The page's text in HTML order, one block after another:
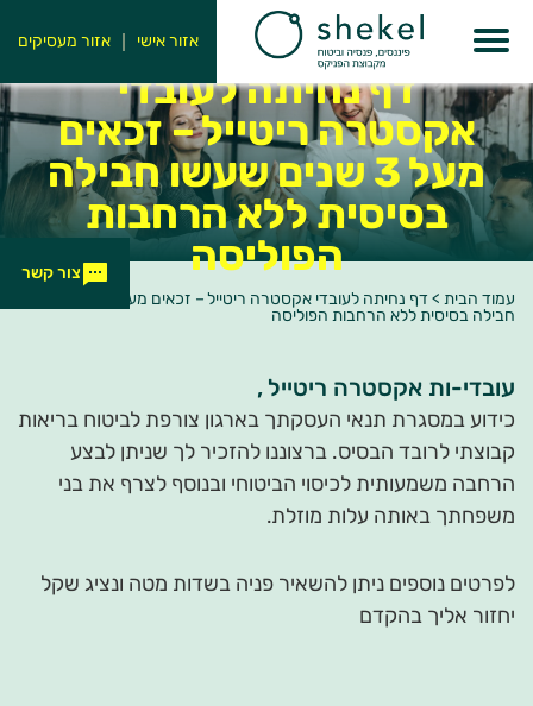
אזור אישי אזור מעסיקים
דף נחיתה לעובדי
אקסטרה ריטייל – זכאים
מעל 3 שנים שעשו חבילה
בסיסית ללא הרחבות
הפוליסה
עמוד הבית >
חבילה בסיסית ללא הרחבות הפוליסה
עובדי-ות אקסטרה ריטייל ,
כידוע במסגרת תנאי העסקתך בארגון צורפת לביטוח בריאות
קבוצתי לרובד הבסיס. ברצוננו להזכיר לך שניתן לבצע
הרחבה משמעותית לכיסוי הביטוחי ובנוסף לצרף את בני
משפחתך באותה עלות מוזלת.
לפרטים נוספים ניתן להשאיר פניה בשדות מטה ונציג שקל
יחזור אליך בהקדם
צור קשר